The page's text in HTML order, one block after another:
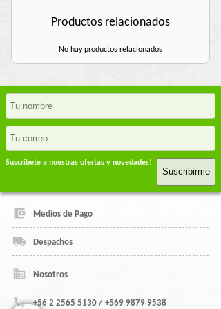
Productos relacionados
No hay productos relacionados
Suscríbete a nuestras ofertas y novedades!
Suscribirme
Medios de Pago
Despachos
Nosotros
+56 2 2565 5130 / +569 9879 9538